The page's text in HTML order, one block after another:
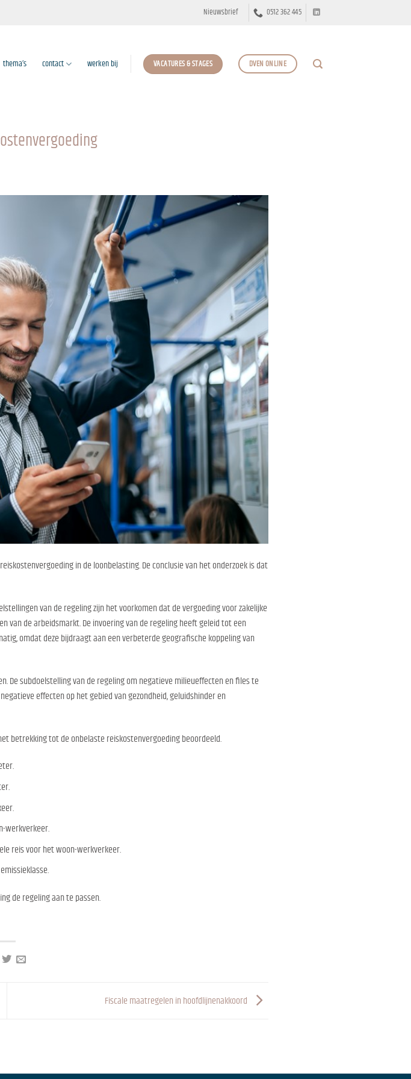
Nieuwsbrief 0512 362 445
thema’s contact werken bij VACATURES & STAGES DVEN ONLINE
in de loonbelasting. De conclusie van het onderzoek is dat
van de regeling zijn het voorkomen dat de vergoeding voor zakelijke
de arbeidsmarkt. De invoering van de regeling heeft geleid tot een
omdat deze bijdraagt aan een verbeterde geografische koppeling van
De subdoelstelling van de regeling om negatieve milieueffecten en files te
effecten op het gebied van gezondheid, geluidshinder en
betrekking tot de onbelaste reiskostenvergoeding beoordeeld.
werkverkeer.
reis voor het woon-werkverkeer.
de regeling aan te passen.
Fiscale maatregelen in hoofdlijnenakkoord